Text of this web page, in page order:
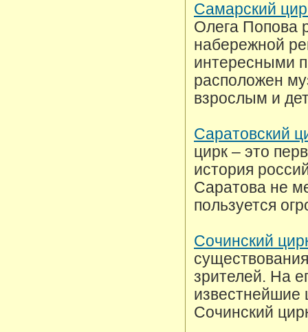
Самарский
Олега Попова
набережной
интересными
расположен
взрослым и
Саратовский
цирк – это
история
Саратова не
пользуется
Сочинский
зрителей. На
известнейшие
Сочинский